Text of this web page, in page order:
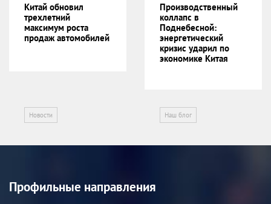
Новости
Китай обновил
трехлетний
максимум роста
продаж автомобилей
Наш блог
Производственный
коллапс в
Поднебесной:
энергетический
кризис ударил по
экономике Китая
Профильные направления